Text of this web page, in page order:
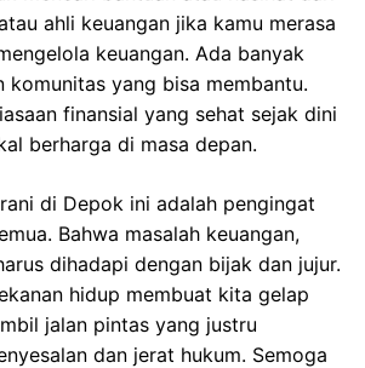
ahli keuangan jika kamu merasa
keuangan. Ada banyak
komunitas yang bisa membantu.
finansial yang sehat sejak dini
berharga di masa depan.
di Depok ini adalah pengingat
Bahwa masalah keuangan,
dihadapi dengan bijak dan jujur.
hidup membuat kita gelap
jalan pintas yang justru
dan jerat hukum. Semoga